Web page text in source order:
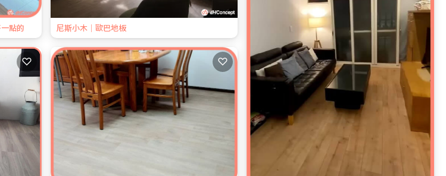
點的 尼斯小木｜歐巴地板
♡ ♡